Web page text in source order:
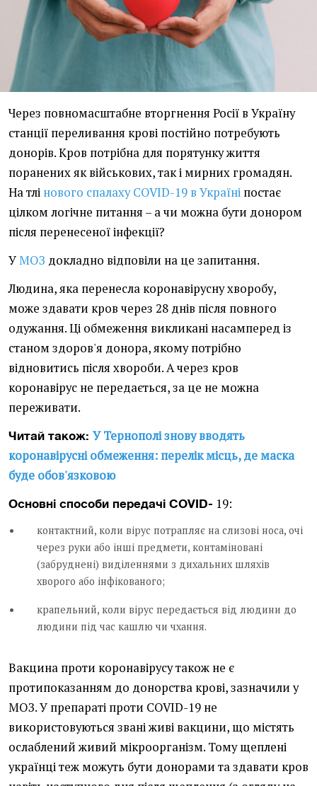
Через повномасштабне вторгнення Росії в Україну
станції переливання крові постійно потребують
донорів. Кров потрібна для порятунку життя
поранених як військових, так і мирних громадян.
На тлі нового спалаху COVID-19 в Україні постає
цілком логічне питання – а чи можна бути донором
після перенесеної інфекції?
УМОЗ докладно відповіли на це запитання.
Людина, яка перенесла коронавірусну хворобу,
може здавати кров через 28 днів після повного
одужання. Ці обмеження викликані насамперед із
станом здоров'я донора, якому потрібно
відновитись після хвороби. А через кров
коронавірус не передається, за це не можна
переживати.
Читай також: У Тернополі знову вводять
коронавірусні обмеження: перелік місць, де маска
буде обов'язковою
Основні способи передачі COVID- 19:
контактний, коли вірус потрапляє на слизові носа, очі
через руки або інші предмети, контаміновані
(забруднені) виділеннями з дихальних шляхів
хворого або інфікованого;
крапельний, коли вірус передається від людини до
людини під час кашлю чи чхання.
Вакцина проти коронавірусу також не є
протипоказанням до донорства крові, зазначили у
МОЗ. У препараті проти COVID-19 не
використовуються звані живі вакцини, що містять
ослаблений живий мікроорганізм. Тому щеплені
українці теж можуть бути донорами та здавати кров